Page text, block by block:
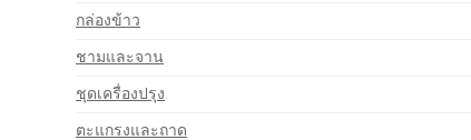
กล่องข้าว
ชามและจาน
ชุดเครื่องปรุง
ตะแกรงและถาด